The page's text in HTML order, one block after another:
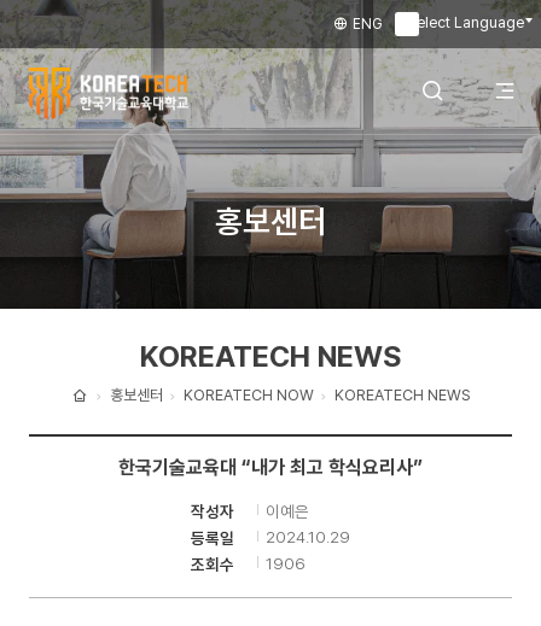
Select Language
ENG
한
국
교
학
전
뉴
홍보센터
홈
홍보센터 KOREATECH NOW KOREATECH NEWS
KOREATECH NEWS
한국기술교육대 “내가 최고 학식요리사”
작성자
이예은
등록일
2024.10.29
조회수
1906